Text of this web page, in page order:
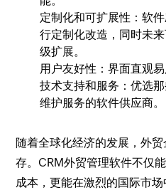
定制化和可扩展性：软
行定制化改造，同时未
级扩展。
用户友好性：界面直观
技术支持和服务：优选
维护服务的软件供应商。
随着全球化经济的发展，外
存。CRM外贸管理软件不仅
成本，更能在激烈的国际市